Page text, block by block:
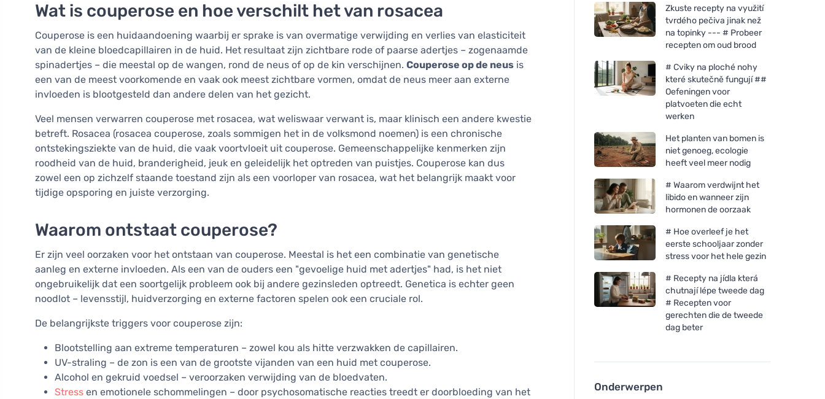
Wat is couperose en hoe verschilt het van rosacea
Couperose is een huidaandoening waarbij er sprake is van overmatige verwijding en verlies van elasticiteit
van de kleine bloedcapillairen in de huid. Het resultaat zijn zichtbare rode of paarse adertjes – zogenaamde
spinadertjes – die meestal op de wangen, rond de neus of op de kin verschijnen. Couperose op de neus is
een van de meest voorkomende en vaak ook meest zichtbare vormen, omdat de neus meer aan externe
invloeden is blootgesteld dan andere delen van het gezicht.
Veel mensen verwarren couperose met rosacea, wat weliswaar verwant is, maar klinisch een andere kwestie
betreft. Rosacea (rosacea couperose, zoals sommigen het in de volksmond noemen) is een chronische
ontstekingsziekte van de huid, die vaak voortvloeit uit couperose. Gemeenschappelijke kenmerken zijn
roodheid van de huid, branderigheid, jeuk en geleidelijk het optreden van puistjes. Couperose kan dus
zowel een op zichzelf staande toestand zijn als een voorloper van rosacea, wat het belangrijk maakt voor
tijdige opsporing en juiste verzorging.
Waarom ontstaat couperose?
Er zijn veel oorzaken voor het ontstaan van couperose. Meestal is het een combinatie van genetische
aanleg en externe invloeden. Als een van de ouders een "gevoelige huid met adertjes" had, is het niet
ongebruikelijk dat een soortgelijk probleem ook bij andere gezinsleden optreedt. Genetica is echter geen
noodlot – levensstijl, huidverzorging en externe factoren spelen ook een cruciale rol.
De belangrijkste triggers voor couperose zijn:
Blootstelling aan extreme temperaturen – zowel kou als hitte verzwakken de capillairen.
UV-straling – de zon is een van de grootste vijanden van een huid met couperose.
Alcohol en gekruid voedsel – veroorzaken verwijding van de bloedvaten.
Stress en emotionele schommelingen – door psychosomatische reacties treedt er doorbloeding van het
Zkuste recepty na využití
tvrdého pečiva jinak než
na topinky --- # Probeer
recepten om oud brood
# Cviky na ploché nohy
které skutečně fungují ##
Oefeningen voor
platvoeten die echt
werken
Het planten van bomen is
niet genoeg, ecologie
heeft veel meer nodig
# Waarom verdwijnt het
libido en wanneer zijn
hormonen de oorzaak
# Hoe overleef je het
eerste schooljaar zonder
stress voor het hele gezin
# Recepty na jídla která
chutnají lépe tweede dag
# Recepten voor
gerechten die de tweede
dag beter
Onderwerpen